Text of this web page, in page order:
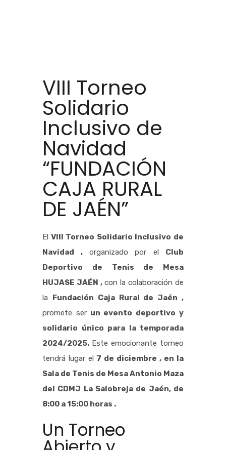
VIII Torneo
Solidario
Inclusivo de
Navidad
“FUNDACIÓN
CAJA RURAL
DE JAÉN”
El VIII Torneo Solidario Inclusivo de
Navidad , organizado por el Club
Deportivo de Tenis de Mesa
HUJASE JAÉN , con la colaboración de
la Fundación Caja Rural de Jaén ,
promete serun evento deportivo y
solidario único para la temporada
2024/2025. Este emocionante torneo
tendrá lugar el 7 de diciembre , en la
Sala de Tenis de Mesa Antonio Maza
del CDMJ La Salobreja de Jaén, de
8:00 a 15:00 horas .
Un Torneo